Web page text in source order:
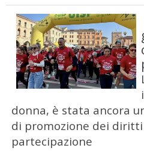
donna, è stata ancora
di promozione dei diritti
partecipazione